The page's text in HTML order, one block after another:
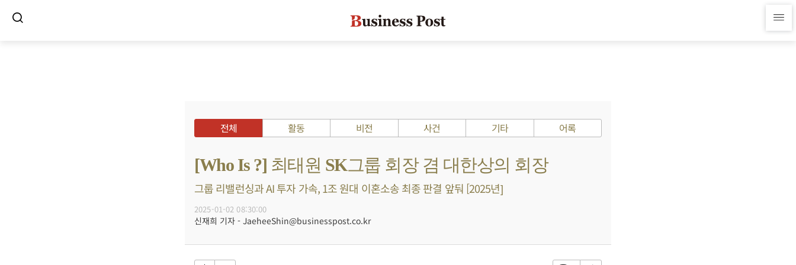
전체 활동 비전 사건 기타 어록
[Who Is ?] 최태원 SK그룹 회장 겸 대한상의 회장
그룹 리밸런싱과 AI 투자 가속, 1조 원대 이혼소송 최종 판결 앞둬 [2025년]
2025-01-02 08:30:00
신재희 기자 - JaeheeShin@businesspost.co.kr